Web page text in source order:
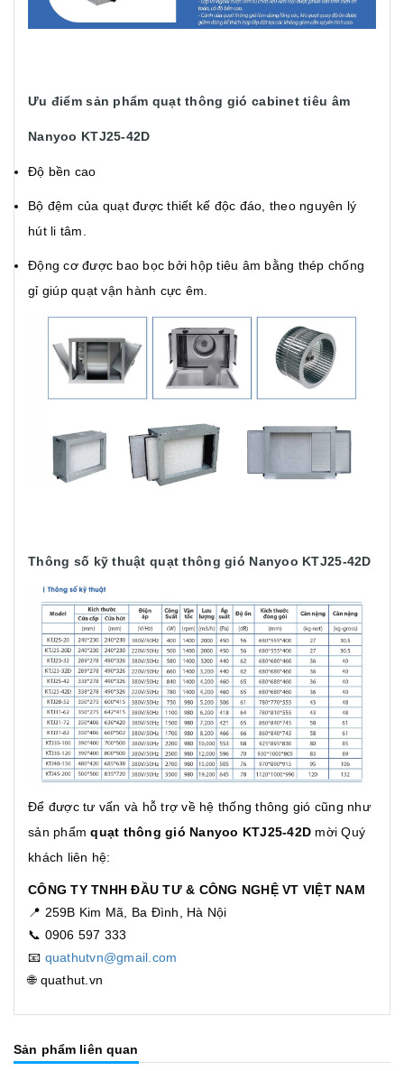
Ưu điểm sản phẩm quạt thông gió cabinet tiêu âm
Nanyoo KTJ25-42D
Độ bền cao
Bộ đệm của quạt được thiết kế độc đáo, theo nguyên lý
hút li tâm.
Động cơ được bao bọc bởi hộp tiêu âm bằng thép chống
gỉ giúp quạt vận hành cực êm.
Thông số kỹ thuật quạt thông gió Nanyoo KTJ25-42D
Để được tư vấn và hỗ trợ về hệ thống thông gió cũng như
sản phẩmquạt thông gió Nanyoo KTJ25-42D mời Quý
khách liên hệ:
CÔNG TY TNHH ĐẦU TƯ & CÔNG NGHỆ VT VIỆT NAM
📍 259B Kim Mã, Ba Đình, Hà Nội
📞 0906 597 333
📧 quathutvn@gmail.com
🌐 quathut.vn
Sản phẩm liên quan